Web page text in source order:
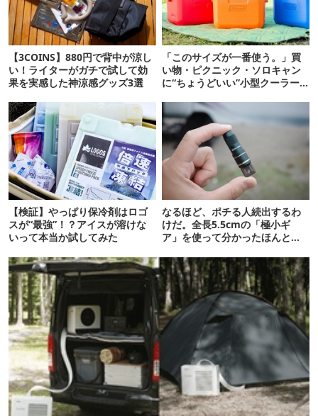
【3COINS】880円で背中が涼し
い！ライターがガチで試して効
果を実感した神涼感グッズ3選
「このサイズが一番使う。」買
い物・ピクニック・ソロキャン
に“ちょうどいい”小型クーラー
【検証】やっぱり保冷剤はロゴ
スが“最強”！？アイスが溶けな
いって本当か試してみた
なるほど、ポチる人続出するわ
けだ。全長5.5cmの「極小ギ
ア」を使って分かったほんとの